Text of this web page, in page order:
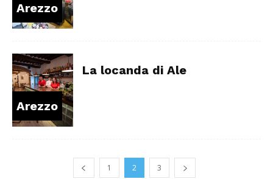
Arezzo
Arezzo
La locanda di Ale
1 2 3